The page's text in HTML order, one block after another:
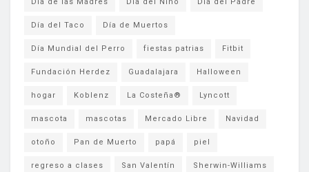
Día del Taco Día de Muertos
Día Mundial del Perro fiestas patrias Fitbit
Fundación Herdez Guadalajara Halloween
hogar Koblenz La Costeña® Lyncott
mascota mascotas Mercado Libre Navidad
otoño Pan de Muerto papá piel
regreso a clases San Valentín Sherwin-Williams